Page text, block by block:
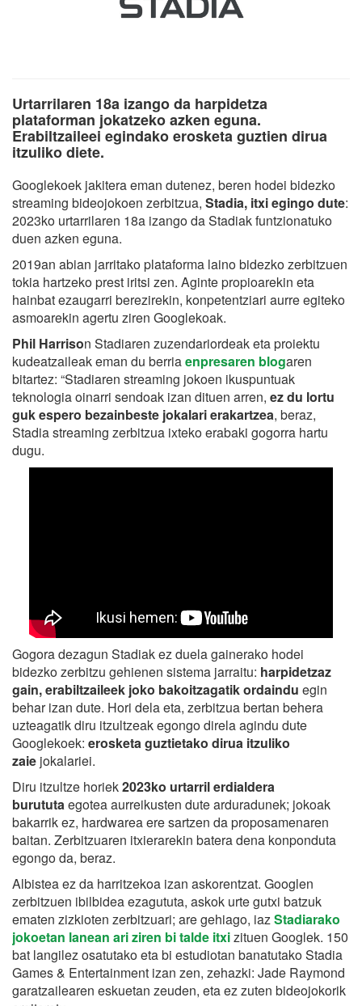
Urtarrilaren 18a izango da harpidetza
plataforman jokatzeko azken eguna.
Erabiltzaileei egindako erosketa guztien dirua
itzuliko diete.
Googlekoek jakitera eman dutenez, beren hodei bidezko
streaming bideojokoen zerbitzua, Stadia, itxi egingo dute:
2023ko urtarrilaren 18a izango da Stadiak funtzionatuko
duen azken eguna.
2019an abian jarritako plataforma laino bidezko zerbitzuen
tokia hartzeko prest iritsi zen. Aginte propioarekin eta
hainbat ezaugarri berezirekin, konpetentziari aurre egiteko
asmoarekin agertu ziren Googlekoak.
Phil Harrison Stadiaren zuzendariordeak eta proiektu
kudeatzaileak eman du berriaenpresaren blogaren
bitartez: “Stadiaren streaming jokoen ikuspuntuak
teknologia oinarri sendoak izan dituen arren, ez du lortu
guk espero bezainbeste jokalari erakartzea, beraz,
Stadia streaming zerbitzua ixteko erabaki gogorra hartu
dugu.
Gogora dezagun Stadiak ez duela gainerako hodei
bidezko zerbitzu gehienen sistema jarraitu: harpidetzaz
gain, erabiltzaileek joko bakoitzagatik ordaindu egin
behar izan dute. Hori dela eta, zerbitzua bertan behera
uzteagatik diru itzultzeak egongo direla agindu dute
Googlekoek: erosketa guztietako dirua itzuliko
zaie jokalariei.
Diru itzultze horiek2023ko urtarril erdialdera
burututa egotea aurreikusten dute arduradunek; jokoak
bakarrik ez, hardwarea ere sartzen da proposamenaren
baitan. Zerbitzuaren itxierarekin batera dena konponduta
egongo da, beraz.
Albistea ez da harritzekoa izan askorentzat. Googlen
zerbitzuen ibilbidea ezagututa, askok urte gutxi batzuk
ematen zizkioten zerbitzuari; are gehiago, iaz Stadiarako
jokoetan lanean ari ziren bi talde itxizituen Googlek. 150
bat langilez osatutako eta bi estudiotan banatutako Stadia
Games & Entertainment izan zen, zehazki: Jade Raymond
garatzailearen eskuetan zeuden, eta ez zuten bideojokorik